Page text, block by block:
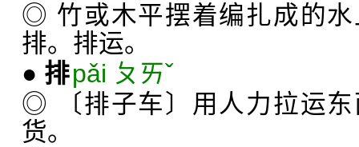
◎ 竹或木平摆着编扎成的
排。排运。
● 排pǎi ㄆㄞˇ
◎ 〔排子车〕用人力拉运
货。